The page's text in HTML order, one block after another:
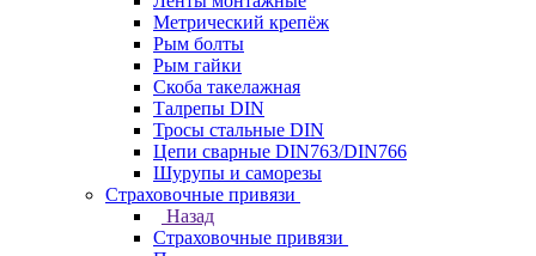
Метрический крепёж
Рым болты
Рым гайки
Скоба такелажная
Талрепы DIN
Тросы стальные DIN
Цепи сварные DIN763/DIN766
Шурупы и саморезы
Страховочные привязи
Назад
Страховочные привязи